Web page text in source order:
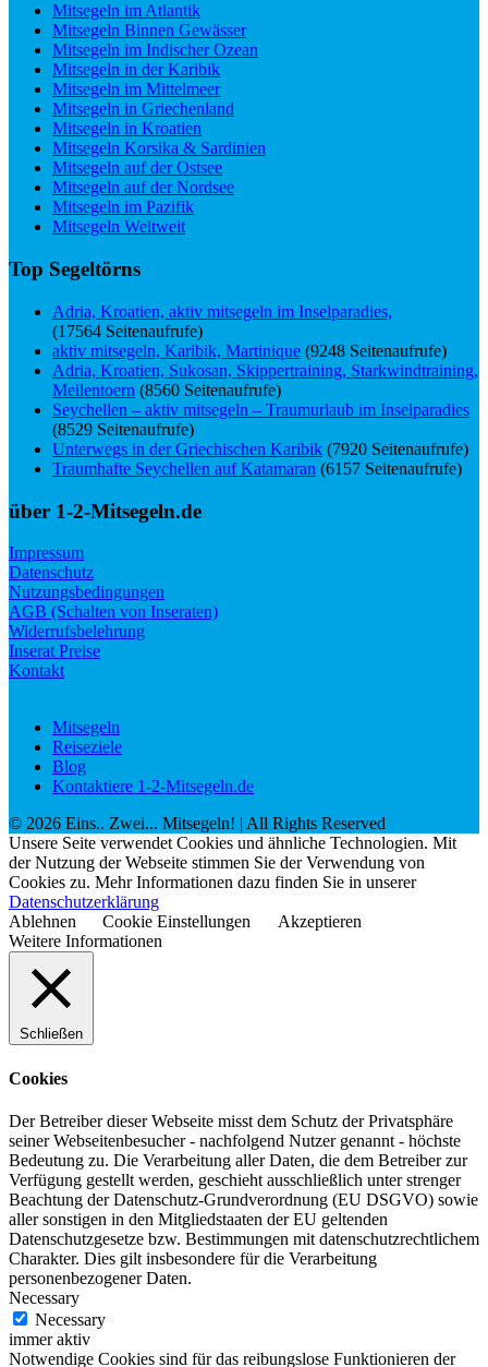
Mitsegeln im Atlantik
Mitsegeln Binnen Gewässer
Mitsegeln im Indischer Ozean
Mitsegeln in der Karibik
Mitsegeln im Mittelmeer
Mitsegeln in Griechenland
Mitsegeln in Kroatien
Mitsegeln Korsika & Sardinien
Mitsegeln auf der Ostsee
Mitsegeln auf der Nordsee
Mitsegeln im Pazifik
Mitsegeln Weltweit
Top Segeltörns
Adria, Kroatien, aktiv mitsegeln im Inselparadies,
(17564 Seitenaufrufe)
aktiv mitsegeln, Karibik, Martinique (9248 Seitenaufrufe)
Adria, Kroatien, Sukosan, Skippertraining, Starkwindtraining,
Meilentoern (8560 Seitenaufrufe)
Seychellen – aktiv mitsegeln – Traumurlaub im Inselparadies
(8529 Seitenaufrufe)
Unterwegs in der Griechischen Karibik (7920 Seitenaufrufe)
Traumhafte Seychellen auf Katamaran (6157 Seitenaufrufe)
über 1-2-Mitsegeln.de
Impressum
Datenschutz
Nutzungsbedingungen
AGB (Schalten von Inseraten)
Widerrufsbelehrung
Inserat Preise
Kontakt
Mitsegeln
Reiseziele
Blog
Kontaktiere 1-2-Mitsegeln.de
© 2026 Eins.. Zwei... Mitsegeln! | All Rights Reserved
Unsere Seite verwendet Cookies und ähnliche Technologien. Mit
der Nutzung der Webseite stimmen Sie der Verwendung von
Cookies zu. Mehr Informationen dazu finden Sie in unserer
Datenschutzerklärung
Ablehnen
Cookie Einstellungen
Akzeptieren
Weitere Informationen
Schließen
Cookies
Der Betreiber dieser Webseite misst dem Schutz der Privatsphäre
seiner Webseitenbesucher - nachfolgend Nutzer genannt - höchste
Bedeutung zu. Die Verarbeitung aller Daten, die dem Betreiber zur
Verfügung gestellt werden, geschieht ausschließlich unter strenger
Beachtung der Datenschutz-Grundverordnung (EU DSGVO) sowie
aller sonstigen in den Mitgliedstaaten der EU geltenden
Datenschutzgesetze bzw. Bestimmungen mit datenschutzrechtlichem
Charakter. Dies gilt insbesondere für die Verarbeitung
personenbezogener Daten.
Necessary
Necessary
immer aktiv
Notwendige Cookies sind für das reibungslose Funktionieren der